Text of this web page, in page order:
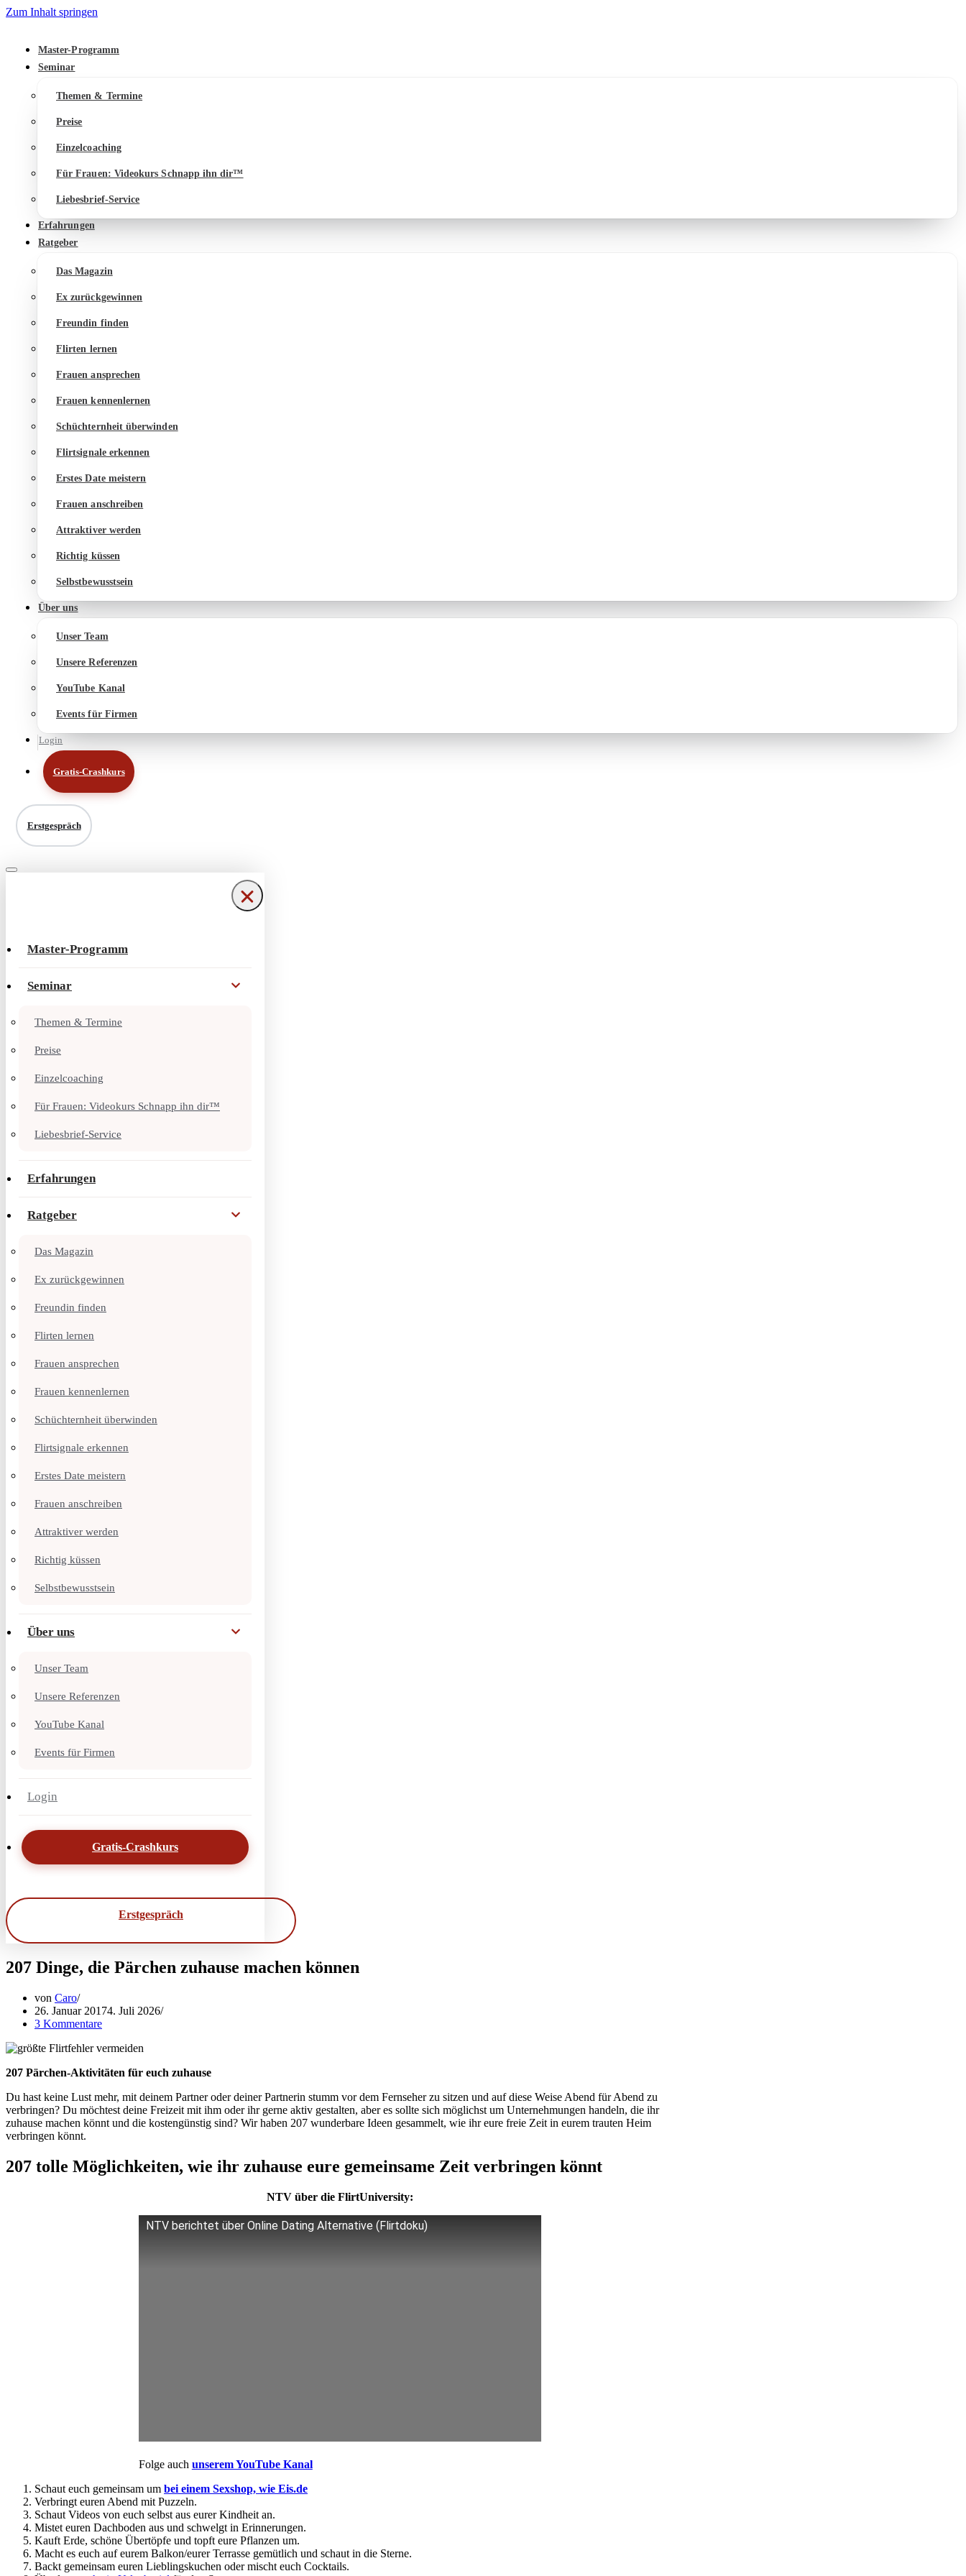
Zum Inhalt springen
Master-Programm
Seminar
Themen & Termine
Preise
Einzelcoaching
Für Frauen: Videokurs Schnapp ihn dir™
Liebesbrief-Service
Erfahrungen
Ratgeber
Das Magazin
Ex zurückgewinnen
Freundin finden
Flirten lernen
Frauen ansprechen
Frauen kennenlernen
Schüchternheit überwinden
Flirtsignale erkennen
Erstes Date meistern
Frauen anschreiben
Attraktiver werden
Richtig küssen
Selbstbewusstsein
Über uns
Unser Team
Unsere Referenzen
YouTube Kanal
Events für Firmen
Login
Gratis-Crashkurs
Erstgespräch
Navigationsmenü
Navigationsmenü
Master-Programm
Seminar
Themen & Termine
Preise
Einzelcoaching
Für Frauen: Videokurs Schnapp ihn dir™
Liebesbrief-Service
Erfahrungen
Ratgeber
Das Magazin
Ex zurückgewinnen
Freundin finden
Flirten lernen
Frauen ansprechen
Frauen kennenlernen
Schüchternheit überwinden
Flirtsignale erkennen
Erstes Date meistern
Frauen anschreiben
Attraktiver werden
Richtig küssen
Selbstbewusstsein
Über uns
Unser Team
Unsere Referenzen
YouTube Kanal
Events für Firmen
Login
Gratis-Crashkurs
Erstgespräch
207 Dinge, die Pärchen zuhause machen können
von Caro
26. Januar 20174. Juli 2026
3 Kommentare
207 Pärchen-Aktivitäten für euch zuhause
Du hast keine Lust mehr, mit deinem Partner oder deiner Partnerin stumm vor dem Fernseher zu sitzen und auf diese Weise Abend für Abend zu
verbringen? Du möchtest deine Freizeit mit ihm oder ihr gerne aktiv gestalten, aber es sollte sich möglichst um Unternehmungen handeln, die ihr
zuhause machen könnt und die kostengünstig sind? Wir haben 207 wunderbare Ideen gesammelt, wie ihr eure freie Zeit in eurem trauten Heim
verbringen könnt.
207 tolle Möglichkeiten, wie ihr zuhause eure gemeinsame Zeit verbringen könnt
NTV über die FlirtUniversity:
NTV berichtet über Online Dating Alternative (Flirtdoku)
Folge auch unserem YouTube Kanal
Schaut euch gemeinsam um bei einem Sexshop, wie Eis.de
Verbringt euren Abend mit Puzzeln.
Schaut Videos von euch selbst aus eurer Kindheit an.
Mistet euren Dachboden aus und schwelgt in Erinnerungen.
Kauft Erde, schöne Übertöpfe und topft eure Pflanzen um.
Macht es euch auf eurem Balkon/eurer Terrasse gemütlich und schaut in die Sterne.
Backt gemeinsam euren Lieblingskuchen oder mischt euch Cocktails.